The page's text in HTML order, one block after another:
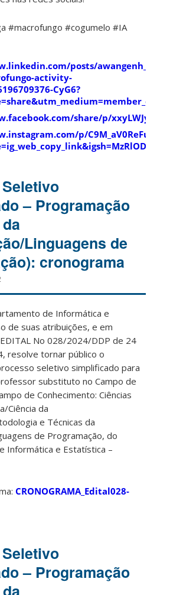
#macrofungo #cogumelo #IA
posts/
activity-
CyG6?
share/p/
p/C9M_aV0ReFu/?
– Programação
Linguagens de
cronograma
de Informática e
de suas atribuições, e em
No 028/2024/DDP de 24
resolve tornar público o
seletivo simplificado para
substituto no Campo de
de Conhecimento: Ciências
Ciência da
e Técnicas da
de Programação, do
Informática e Estatística –
CRONOGRAMA_Edital028-
– Programação